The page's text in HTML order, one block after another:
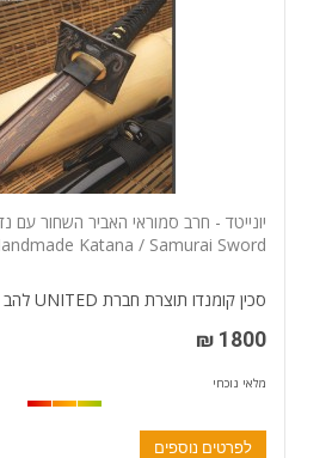
Katana / Samurai Sword
סכין קומנדו תוצרת חברת UNITED להב פלדת...
1800 ₪
מלאי נוכחי
לפרטים נוספים